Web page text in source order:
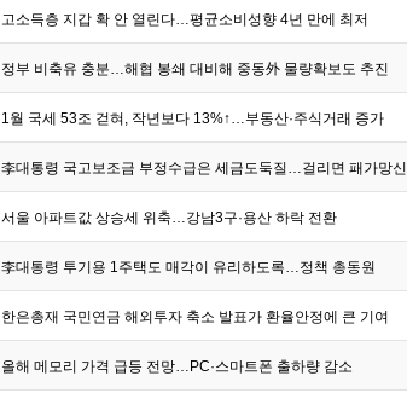
고소득층 지갑 확 안 열린다…평균소비성향 4년 만에 최저
정부 비축유 충분…해협 봉쇄 대비해 중동外 물량확보도 추진
1월 국세 53조 걷혀, 작년보다 13%↑…부동산·주식거래 증가
李대통령 국고보조금 부정수급은 세금도둑질…걸리면 패가망신
서울 아파트값 상승세 위축…강남3구·용산 하락 전환
李대통령 투기용 1주택도 매각이 유리하도록…정책 총동원
한은총재 국민연금 해외투자 축소 발표가 환율안정에 큰 기여
올해 메모리 가격 급등 전망…PC·스마트폰 출하량 감소